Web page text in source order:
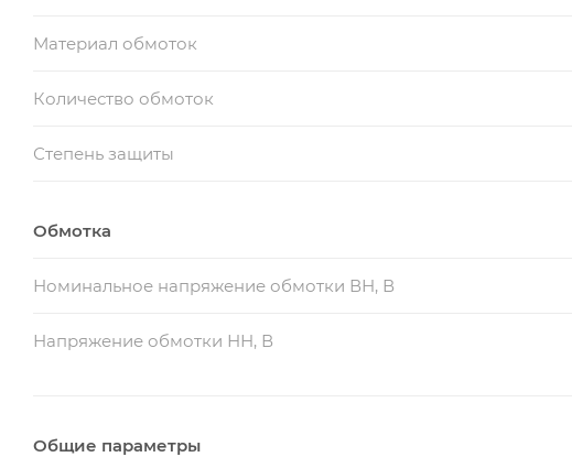
Материал обмоток
Количество обмоток
Степень защиты
Обмотка
Номинальное напряжение обмотки ВН, В
Напряжение обмотки НН, В
Общие параметры